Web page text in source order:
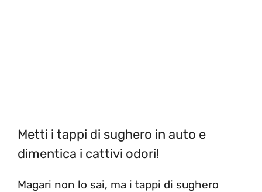
Metti i tappi di sughero in auto e
dimentica i cattivi odori!
Magari non lo sai, ma i tappi di sughero